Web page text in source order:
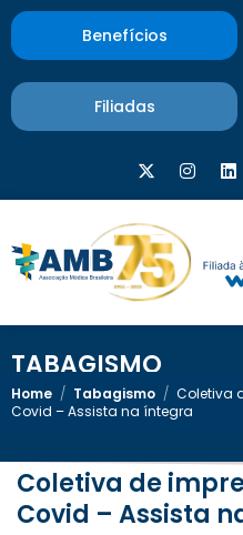
Benefícios
Filiadas
TABAGISMO
Home / Tabagismo / Coletiva
Covid – Assista na íntegra
Coletiva de imprensa Tabagismo &
Covid – Assista